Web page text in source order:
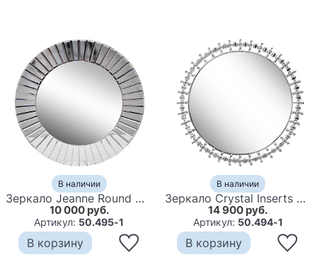
В наличии
Зеркало Jeanne Round Mirror
10 000 руб.
Артикул: 50.495-1
В корзину
В наличии
Зеркало Crystal Inserts Round Mirror
14 900 руб.
Артикул: 50.494-1
В корзину